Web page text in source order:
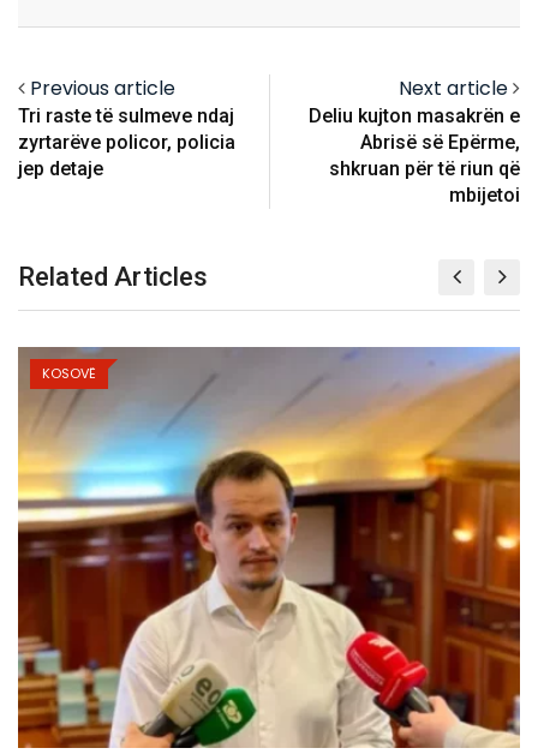
Previous article
Tri raste të sulmeve ndaj
zyrtarëve policor, policia
jep detaje
Next article
Deliu kujton masakrën e
Abrisë së Epërme,
shkruan për të riun që
mbijetoi
Related Articles
KOSOVË